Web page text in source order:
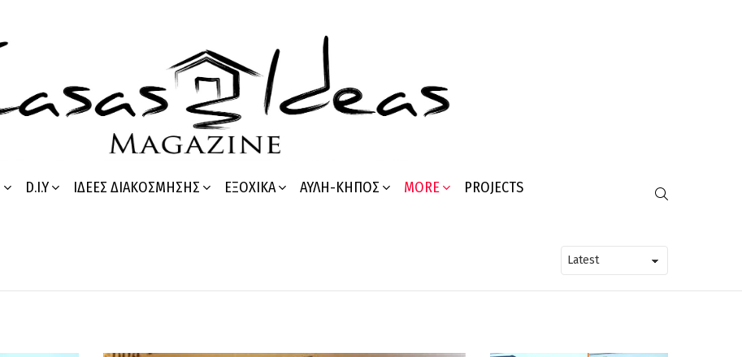
D.I.Y ΙΔΈΕΣ ΔΙΑΚΌΣΜΗΣΗΣ ΕΞΟΧΙΚΆ ΑΥΛΉ-ΚΉΠΟΣ MORE PROJECTS